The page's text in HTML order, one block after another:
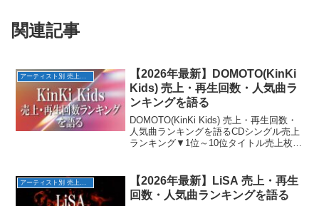
関連記事
【2026年最新】DOMOTO(KinKi
Kids) 売上・再生回数・人気曲ラ
ンキングを語る
DOMOTO(KinKi Kids) 売上・再生回数・
人気曲ランキングを語るCDシングル売上
ランキング▼1位～10位タイトル売上枚数
160万枚1997/11/12...
【2026年最新】LiSA 売上・再生
回数・人気曲ランキングを語る